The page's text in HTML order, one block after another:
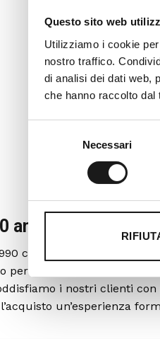
Questo sito web
Utilizziamo i cookie
nostro traffico.
di analisi dei dati web,
che hanno raccolto
Necessari
anni di esperienza
con il nome di Rifugio
per amanti dell’outdoor a
i nostri clienti con
un’esperienza